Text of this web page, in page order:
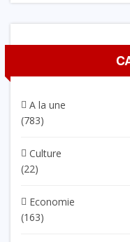
A la une
(783)
Culture
(22)
Economie
(163)